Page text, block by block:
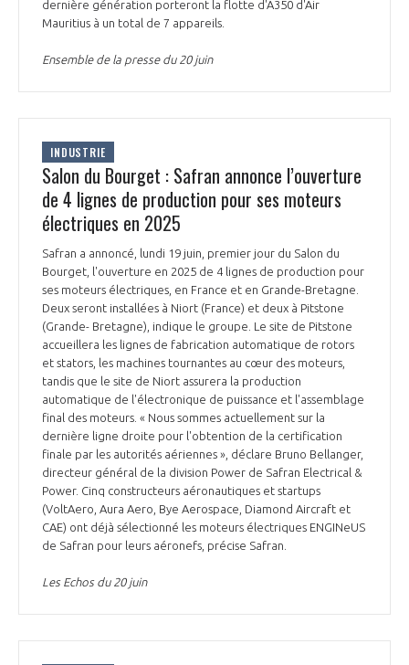
dernière génération porteront la flotte d'A350 d'Air
Mauritius à un total de 7 appareils.
Ensemble de la presse du 20 juin
INDUSTRIE
Salon du Bourget : Safran annonce l’ouverture
de 4 lignes de production pour ses moteurs
électriques en 2025
Safran a annoncé, lundi 19 juin, premier jour du Salon du
Bourget, l'ouverture en 2025 de 4 lignes de production pour
ses moteurs électriques, en France et en Grande-Bretagne.
Deux seront installées à Niort (France) et deux à Pitstone
(Grande- Bretagne), indique le groupe. Le site de Pitstone
accueillera les lignes de fabrication automatique de rotors
et stators, les machines tournantes au cœur des moteurs,
tandis que le site de Niort assurera la production
automatique de l'électronique de puissance et l'assemblage
final des moteurs. « Nous sommes actuellement sur la
dernière ligne droite pour l'obtention de la certification
finale par les autorités aériennes », déclare Bruno Bellanger,
directeur général de la division Power de Safran Electrical &
Power. Cinq constructeurs aéronautiques et startups
(VoltAero, Aura Aero, Bye Aerospace, Diamond Aircraft et
CAE) ont déjà sélectionné les moteurs électriques ENGINeUS
de Safran pour leurs aéronefs, précise Safran.
Les Echos du 20 juin